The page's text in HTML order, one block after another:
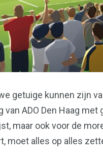
getuige kunnen zijn
van ADO Den Haag
maar ook voor de
moet alles op alles